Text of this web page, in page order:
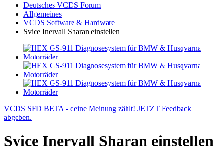
Deutsches VCDS Forum
Allgemeines
VCDS Software & Hardware
Svice Inervall Sharan einstellen
VCDS SFD BETA - deine Meinung zählt! JETZT Feedback
abgeben.
Svice Inervall Sharan einstellen